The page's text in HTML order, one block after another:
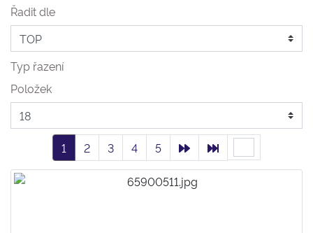
Řadit dle
Typ řazení
Položek
1 2 3 4 5